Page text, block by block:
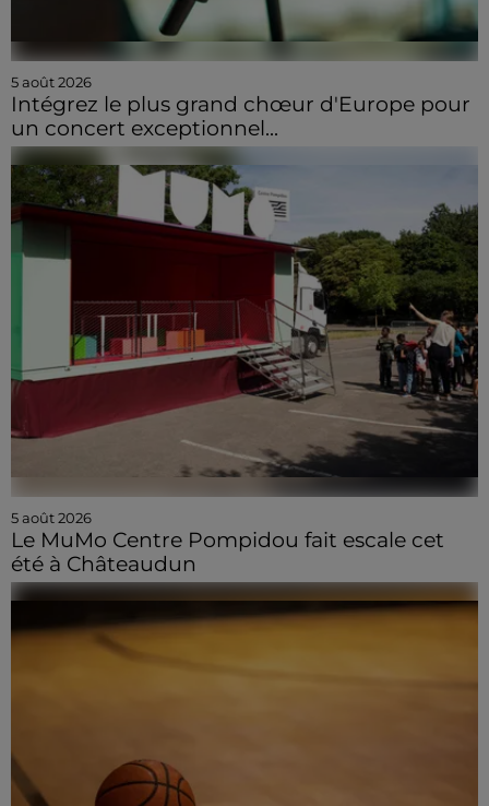
5 août 2026
Intégrez le plus grand chœur d'Europe pour
un concert exceptionnel...
5 août 2026
Le MuMo Centre Pompidou fait escale cet
été à Châteaudun